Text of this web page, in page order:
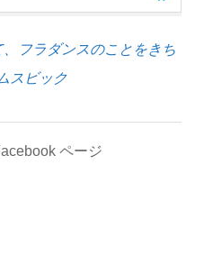
フラダンスのことをきち
スビック
ページ